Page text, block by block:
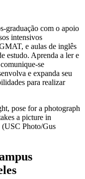
graduação com o apoio
intensivos
e aulas de inglês
estudo. Aprenda a ler e
se
e expanda seu
para realizar